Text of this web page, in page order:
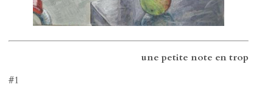
une petite note en trop
#1